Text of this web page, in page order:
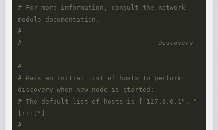
# For more information, consult the network
module documentation.
#
# --------------------------------- Discovery
----------------------------------
#
# Pass an initial list of hosts to perform
discovery when new node is started:
# The default list of hosts is ["127.0.0.1", "
[::1]"]
#